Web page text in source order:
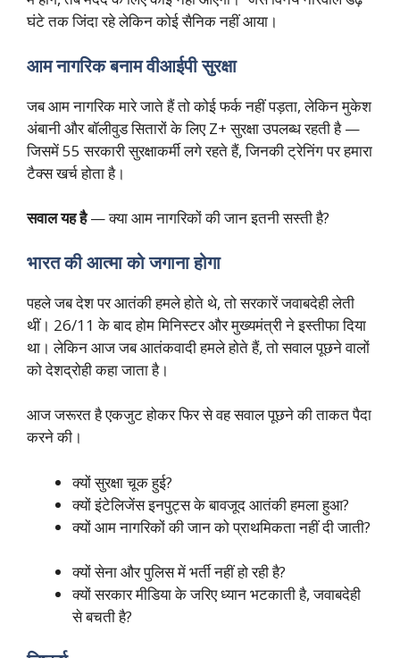
घंटे तक जिंदा रहे लेकिन कोई सैनिक नहीं आया।
आम नागरिक बनाम वीआईपी सुरक्षा
जब आम नागरिक मारे जाते हैं तो कोई फर्क नहीं पड़ता, लेकिन मुकेश
अंबानी और बॉलीवुड सितारों के लिए Z+ सुरक्षा उपलब्ध रहती है —
जिसमें 55 सरकारी सुरक्षाकर्मी लगे रहते हैं, जिनकी ट्रेनिंग पर हमारा
टैक्स खर्च होता है।
सवाल यह है— क्या आम नागरिकों की जान इतनी सस्ती है?
भारत की आत्मा को जगाना होगा
पहले जब देश पर आतंकी हमले होते थे, तो सरकारें जवाबदेही लेती
थीं। 26/11 के बाद होम मिनिस्टर और मुख्यमंत्री ने इस्तीफा दिया
था। लेकिन आज जब आतंकवादी हमले होते हैं, तो सवाल पूछने वालों
को देशद्रोही कहा जाता है।
आज जरूरत है एकजुट होकर फिर से वह सवाल पूछने की ताकत पैदा
करने की।
क्यों सुरक्षा चूक हुई?
क्यों इंटेलिजेंस इनपुट्स के बावजूद आतंकी हमला हुआ?
क्यों आम नागरिकों की जान को प्राथमिकता नहीं दी जाती?
क्यों सेना और पुलिस में भर्ती नहीं हो रही है?
क्यों सरकार मीडिया के जरिए ध्यान भटकाती है, जवाबदेही
से बचती है?